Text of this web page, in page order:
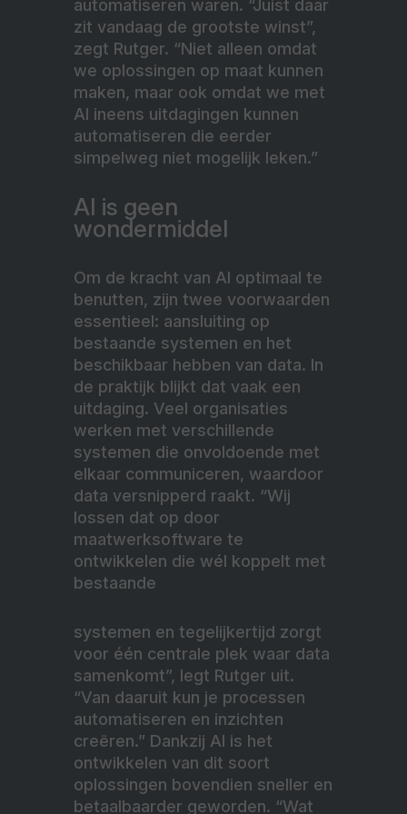
automatiseren waren. “Juist daar
zit vandaag de grootste winst”,
zegt Rutger. “Niet alleen omdat
we oplossingen op maat kunnen
maken, maar ook omdat we met
AI ineens uitdagingen kunnen
automatiseren die eerder
simpelweg niet mogelijk leken.”
AI is geen
wondermiddel
Om de kracht van AI optimaal te
benutten, zijn twee voorwaarden
essentieel: aansluiting op
bestaande systemen en het
beschikbaar hebben van data. In
de praktijk blijkt dat vaak een
uitdaging. Veel organisaties
werken met verschillende
systemen die onvoldoende met
elkaar communiceren, waardoor
data versnipperd raakt. “Wij
lossen dat op door
maatwerksoftware te
ontwikkelen die wél koppelt met
bestaande
systemen en tegelijkertijd zorgt
voor één centrale plek waar data
samenkomt”, legt Rutger uit.
“Van daaruit kun je processen
automatiseren en inzichten
creëren.” Dankzij AI is het
ontwikkelen van dit soort
oplossingen bovendien sneller en
betaalbaarder geworden. “Wat